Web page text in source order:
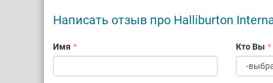
With
in the
single
Написать отзыв про Halliburton
Имя Кто Вы